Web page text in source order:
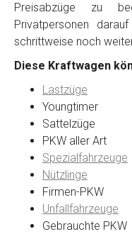
Preisabzüge zu
Privatpersonen
schrittweise noch
Diese Kraftwagen
Lastzüge
Youngtimer
Sattelzüge
PKW aller Art
Spezialfahrzeuge
Nützlinge
Firmen-PKW
Unfallfahrzeuge
Gebrauchte PKW